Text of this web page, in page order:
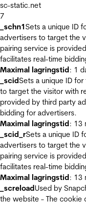
sc-static.net
7
_schn1Sets a unique ID
advertisers to target the
pairing service is
facilitates real-time
Maximal lagringstid: 1
_scidSets a unique ID
to target the visitor with
provided by third party
bidding for advertisers.
Maximal lagringstid: 13
_scid_rSets a unique ID
advertisers to target the
pairing service is
facilitates real-time
Maximal lagringstid: 13
_screloadUsed by
the website - The cookie